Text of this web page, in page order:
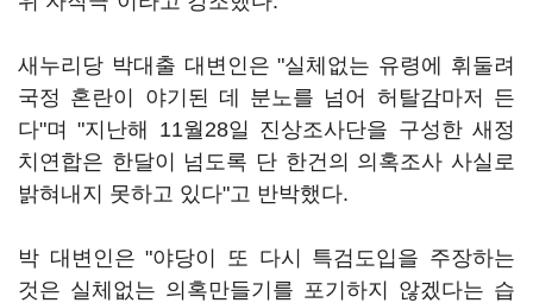
새누리당 박대출 대변인은 "실체없는 유령에 휘둘려
국정 혼란이 야기된 데 분노를 넘어 허탈감마저 든
다"며 "지난해 11월28일 진상조사단을 구성한 새정
치연합은 한달이 넘도록 단 한건의 의혹조사 사실로
밝혀내지 못하고 있다"고 반박했다.
박 대변인은 "야당이 또 다시 특검도입을 주장하는
것은 실체없는 의혹만들기를 포기하지 않겠다는 습